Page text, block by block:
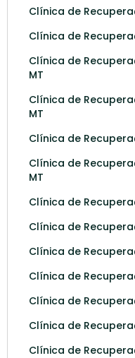
Clínica de
Clínica de
Clínica de
MT
Clínica de
MT
Clínica de
Clínica de
MT
Clínica de
Clínica de
Clínica de
Clínica de
Clínica de
Clínica de
Clínica de